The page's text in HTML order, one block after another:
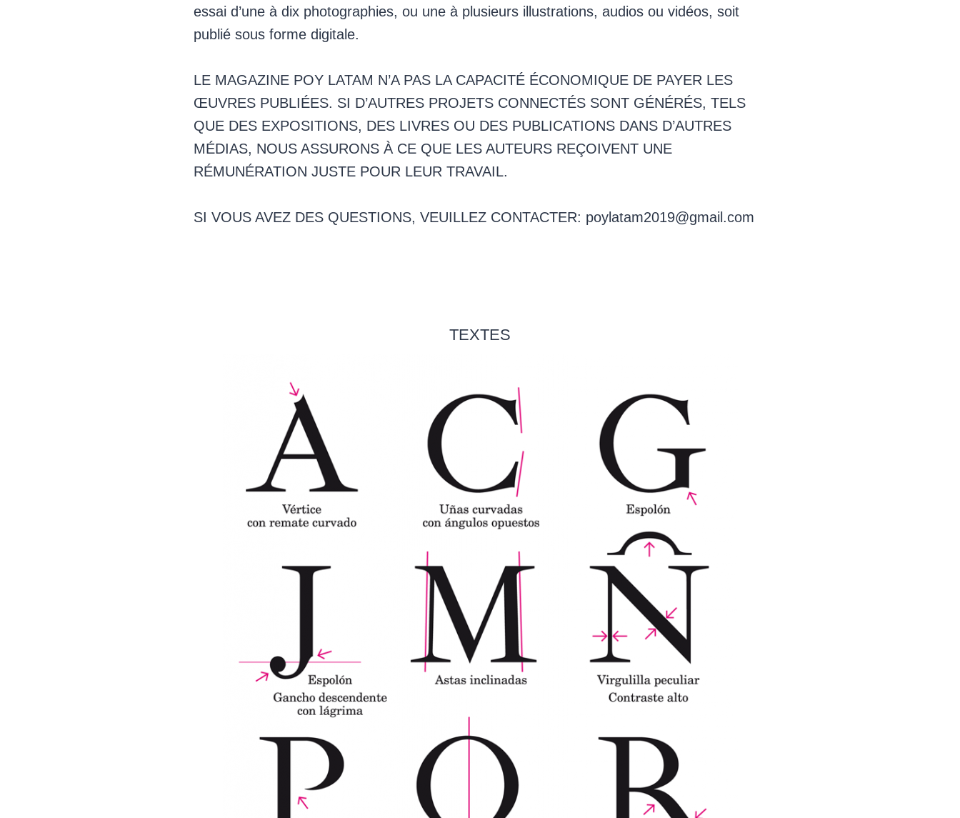
essai d’une à dix photographies, ou une à plusieurs illustrations, audios ou vidéos, soit
publié sous forme digitale.
LE MAGAZINE POY LATAM N’A PAS LA CAPACITÉ ÉCONOMIQUE DE PAYER LES
ŒUVRES PUBLIÉES. SI D’AUTRES PROJETS CONNECTÉS SONT GÉNÉRÉS, TELS
QUE DES EXPOSITIONS, DES LIVRES OU DES PUBLICATIONS DANS D’AUTRES
MÉDIAS, NOUS ASSURONS À CE QUE LES AUTEURS REÇOIVENT UNE
RÉMUNÉRATION JUSTE POUR LEUR TRAVAIL.
SI VOUS AVEZ DES QUESTIONS, VEUILLEZ CONTACTER: poylatam2019@gmail.com
TEXTES